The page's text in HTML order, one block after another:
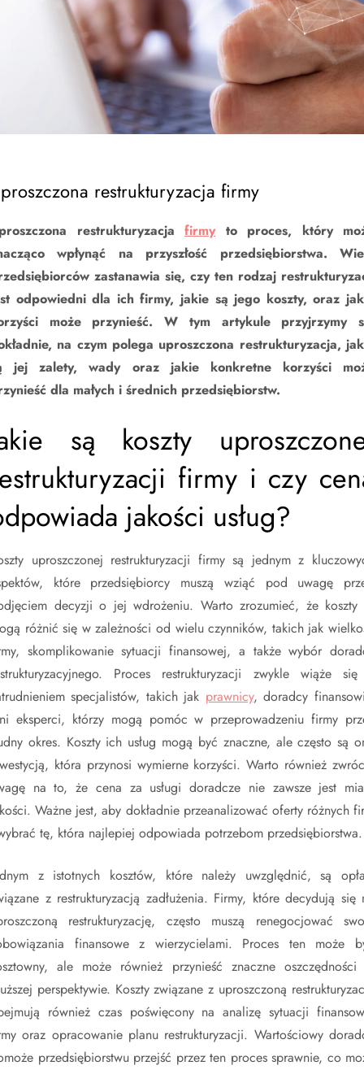
restrukturyzacja firmy
restrukturyzacja firmy to proces, który
wpłynąć na przyszłość przedsiębiorstwa.
zastanawia się, czy ten rodzaj
odpowiedni dla ich firmy, jakie są jego koszty, oraz
może przynieść. W tym artykule przyjrzymy
na czym polega uproszczona restrukturyzacja,
jej zalety, wady oraz jakie konkretne korzyści
dla małych i średnich przedsiębiorstw.
są koszty
firmy i czy
jakości usług?
uproszczonej restrukturyzacji firmy są jednym z
które przedsiębiorcy muszą wziąć pod uwagę
decyzji o jej wdrożeniu. Warto zrozumieć, że koszty
różnić się w zależności od wielu czynników, takich jak
skomplikowanie sytuacji finansowej, a także wybór
Proces restrukturyzacji zwykle wiąże
specjalistów, takich jak prawnicy, doradcy
eksperci, którzy mogą pomóc w przeprowadzeniu firmy
okres. Koszty ich usług mogą być znaczne, ale często są
która przynosi wymierne korzyści. Warto również
na to, że cena za usługi doradcze nie zawsze jest
Ważne jest, aby dokładnie przeanalizować oferty różnych
tę, która najlepiej odpowiada potrzebom przedsiębiorstwa.
z istotnych kosztów, które należy uwzględnić, są
z restrukturyzacją zadłużenia. Firmy, które decydują się
restrukturyzację, często muszą renegocjować
finansowe z wierzycielami. Proces ten może
ale może również przynieść znaczne
perspektywie. Koszty związane z uproszczoną
również czas poświęcony na analizę sytuacji
oraz opracowanie planu restrukturyzacji. Wartościowy
przedsiębiorstwu przejść przez ten proces sprawnie, co